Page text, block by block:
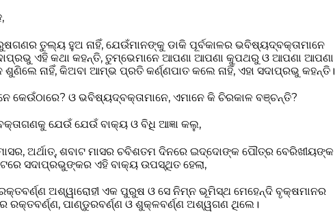
ତୁଲ୍ୟ ହୁଅ ନାହିଁ, ଯେଉଁମାନଙ୍କୁ ଡାକି ପୂର୍ବକାଳର ଭବିଷ୍ୟଦ୍‍ବକ୍ତାମାନେ
ଏହି କଥା କହନ୍ତି, ତୁମ୍ଭେମାନେ ଆପଣା ଆପଣା କୁପଥରୁ ଓ ଆପଣା ଆପଣା
ଶୁଣିଲେ ନାହିଁ, କିଅବା ଆମ୍ଭ ପ୍ରତି କର୍ଣ୍ଣପାତ କଲେ ନାହିଁ, ଏହା ସଦାପ୍ରଭୁ କହନ୍ତି।
କେଉଁଠାରେ? ଓ ଭବିଷ୍ୟଦ୍‍ବକ୍ତାମାନେ, ଏମାନେ କି ଚିରକାଳ ବଞ୍ଚନ୍ତି?
ଯେଉଁ ଯେଉଁ ବାକ୍ୟ ଓ ବିଧି ଆଜ୍ଞା କଲୁ,
ଅର୍ଥାତ୍‍, ଶବାଟ ମାସର ଚବିଶତମ ଦିନରେ ଇଦ୍ଦୋଙ୍କ ପୌତ୍ର ବେରିଖୀୟଙ୍କ
ସଦାପ୍ରଭୁଙ୍କର ଏହି ବାକ୍ୟ ଉପସ୍ଥିତ ହେଲା,
ଅଶ୍ୱାରୋହୀ ଏକ ପୁରୁଷ ଓ ସେ ନିମ୍ନ ଭୂମିସ୍ଥ ମେହେନ୍ଦି ବୃକ୍ଷମାନର
ରକ୍ତବର୍ଣ୍ଣ, ପାଣ୍ଡୁରବର୍ଣ୍ଣ ଓ ଶୁକ୍ଳବର୍ଣ୍ଣ ଅଶ୍ୱଗଣ ଥିଲେ।